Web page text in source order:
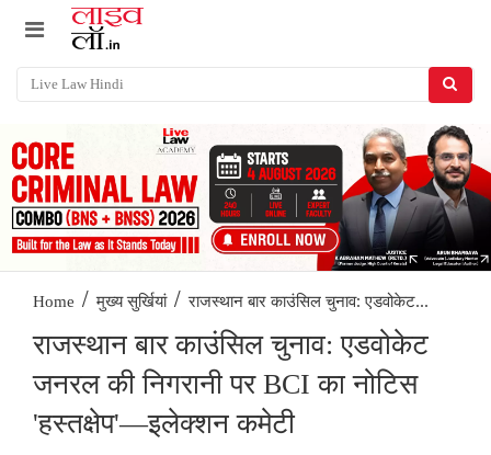
Home / मुख्य सुर्खियां / राजस्थान बार काउंसिल चुनाव: एडवोकेट...
राजस्थान बार काउंसिल चुनाव: एडवोकेट
जनरल की निगरानी पर BCI का नोटिस
'हस्तक्षेप'—इलेक्शन कमेटी